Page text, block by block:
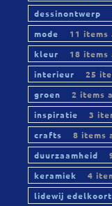
dessinontwerp
mode
11 items
kleur
18 items
interieur
25
groen
2 items
inspiratie
3
crafts
8 items
duurzaamheid
keramiek
4
lidewij